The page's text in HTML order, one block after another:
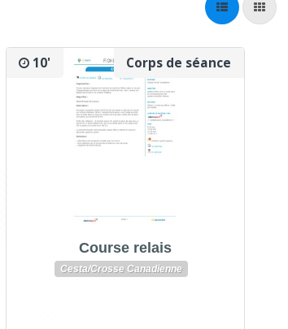
Corps de séance
10'
Course relais
Cesta/Crosse Canadienne